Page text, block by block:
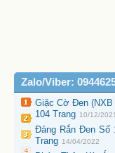
Zalo/Viber:
Giặc Cờ Đen (NXB
104 Trang 10/12/
Đảng Rắn Đen Số
Trang 14/04/2022